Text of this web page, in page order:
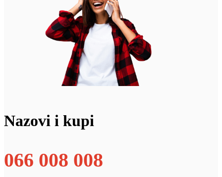
Nazovi i kupi
066 008 008